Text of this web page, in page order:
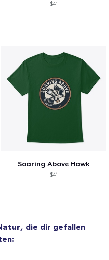
$41
Soaring Above Hawk
$41
, die dir gefallen